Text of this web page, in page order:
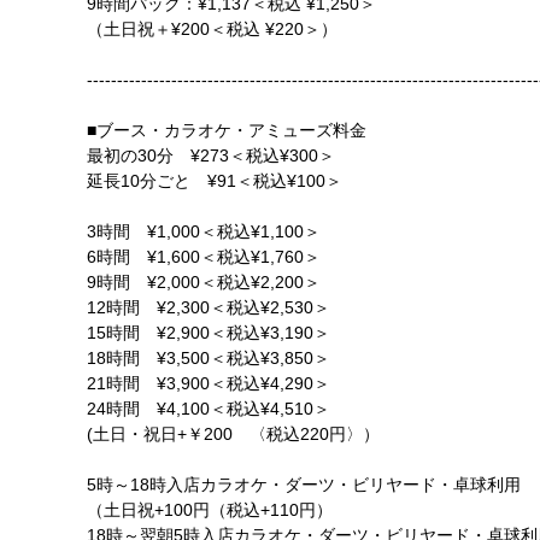
（土日祝＋¥200＜税込 ¥220＞）
■ブース・カラオケ・アミューズ料金
最初の30分 ¥273＜税込¥300＞
延長10分ごと ¥91＜税込¥100＞
3時間 ¥1,000＜税込¥1,100＞
6時間 ¥1,600＜税込¥1,760＞
9時間 ¥2,000＜税込¥2,200＞
12時間 ¥2,300＜税込¥2,530＞
15時間 ¥2,900＜税込¥3,190＞
18時間 ¥3,500＜税込¥3,850＞
21時間 ¥3,900＜税込¥4,290＞
24時間 ¥4,100＜税込¥4,510＞
(土日・祝日+￥200 〈税込220円〉）
5時～18時入店カラオケ・ダーツ・ビリヤード・卓球利用
（土日祝+100円（税込+110円）
18時～翌朝5時入店カラオケ・ダーツ・ビリヤード・卓球利